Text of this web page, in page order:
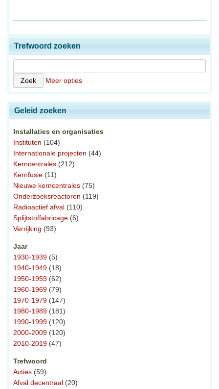
Trefwoord zoeken
Meer opties
Geleid zoeken
Installaties en organisaties
Instituten (104)
Internationale projecten (44)
Kerncentrales (212)
Kernfusie (11)
Nieuwe kerncentrales (75)
Onderzoeksreactoren (119)
Radioactief afval (110)
Splijtstoffabricage (6)
Verrijking (93)
Jaar
1930-1939 (5)
1940-1949 (18)
1950-1959 (62)
1960-1969 (79)
1970-1979 (147)
1980-1989 (181)
1990-1999 (120)
2000-2009 (120)
2010-2019 (47)
Trefwoord
Acties (59)
Afval decentraal (20)